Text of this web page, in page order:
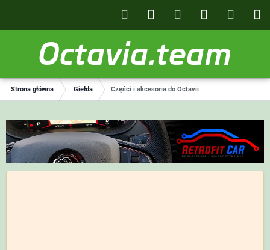
Octavia.team
Strona główna Giełda Części i akcesoria do Octavii